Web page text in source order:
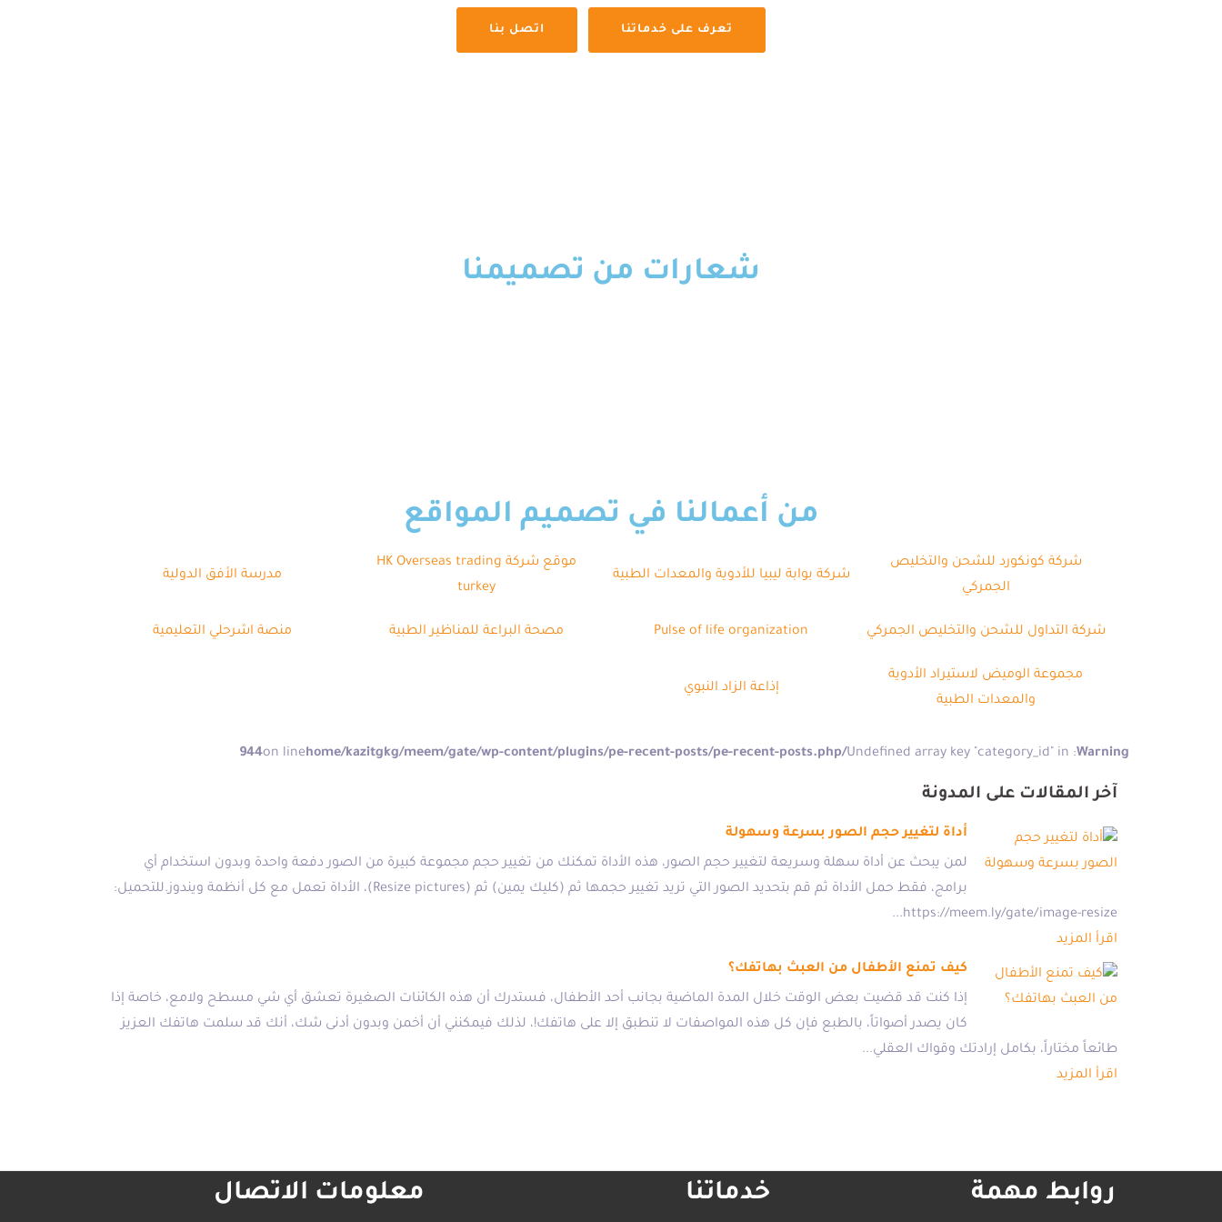
تعرف على خدماتنا اتصل بنا
شعارات من تصميمنا
من أعمالنا في تصميم المواقع
شركة كونكورد للشحن والتخليص
الجمركي
شركة بوابة ليبيا للأدوية والمعدات الطبية
موقع شركة HK Overseas trading
turkey
مدرسة الأفق الدولية
شركة التداول للشحن والتخليص الجمركي Pulse of life organization مصحة البراعة للمناظير الطبية منصة اشرحلي التعليمية
مجموعة الوميض لاستيراد الأدوية
والمعدات الطبية
إذاعة الزاد النبوي
Warning
: Undefined array key "category_id" in
/home/kazitgkg/meem/gate/wp-content/plugins/pe-recent-posts/pe-recent-posts.php
on line
944
آخر المقالات على المدونة
أداة لتغيير حجم الصور بسرعة وسهولة
لمن يبحث عن أداة سهلة وسريعة لتغيير حجم الصور، هذه الأداة تمكنك من تغيير حجم مجموعة كبيرة من الصور دفعة واحدة وبدون استخدام أي
برامج، فقط حمل الأداة ثم قم بتحديد الصور التي تريد تغيير حجمها ثم (كليك يمين) ثم (Resize pictures)، الأداة تعمل مع كل أنظمة ويندوز.للتحميل:
https://meem.ly/gate/image-resize...
اقرأ المزيد
كيف تمنع الأطفال من العبث بهاتفك؟
إذا كنت قد قضيت بعض الوقت خلال المدة الماضية بجانب أحد الأطفال، فستدرك أن هذه الكائنات الصغيرة تعشق أي شي مسطح ولامع، خاصة إذا
كان يصدر أصواتاً، بالطبع فإن كل هذه المواصفات لا تنطبق إلا على هاتفك!، لذلك فيمكنني أن أخمن وبدون أدنى شك، أنك قد سلمت هاتفك العزيز
طائعاً مختاراً، بكامل إرادتك وقواك العقلي...
اقرأ المزيد
معلومات الاتصال خدماتنا روابط مهمة